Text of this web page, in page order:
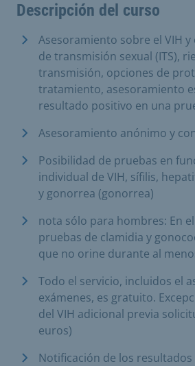
Descripción del curso
Asesoramiento sobre el VIH
de transmisión sexual (ITS),
transmisión, opciones de
tratamiento, asesoramiento
resultado positivo en una
Asesoramiento anónimo y
Posibilidad de pruebas en
individual de VIH, sífilis,
y gonorrea (gonorrea)
nota sólo para hombres: En
pruebas de clamidia y
que no orine durante al
Todo el servicio, incluidos el
exámenes, es gratuito.
del VIH adicional previa
euros)
Notificación de los